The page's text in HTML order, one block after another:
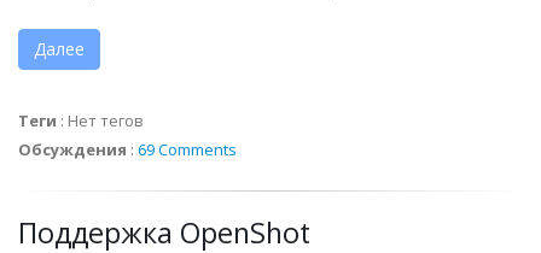
Далее
Теги : Нет тегов
Обсуждения : 69 Comments
Поддержка OpenShot